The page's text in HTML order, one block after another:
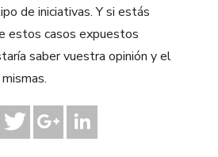
de iniciativas. Y si estás
estos casos expuestos
saber vuestra opinión y el